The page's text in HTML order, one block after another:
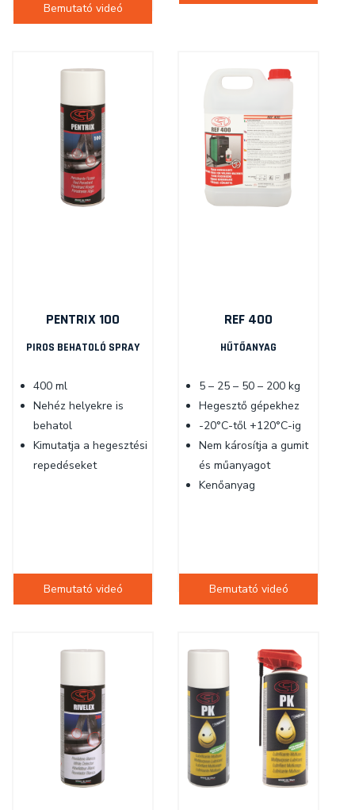
Bemutató videó
PENTRIX 100
PIROS BEHATOLÓ SPRAY
400 ml
Nehéz helyekre is
behatol
Kimutatja a hegesztési
repedéseket
Bemutató videó
REF 400
HŰTŐANYAG
5 – 25 – 50 – 200 kg
Hegesztő gépekhez
-20°C-től +120°C-ig
Nem károsítja a gumit
és műanyagot
Kenőanyag
Bemutató videó